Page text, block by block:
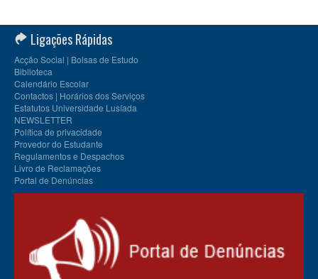
Ligações Rápidas
Acção Social | Bolsas de Estudo
Biblioteca
Calendário Escolar
Contactos | Horários dos Serviços
Estatutos Universidade Lusíada
NEWSLETTER
Política de privacidade
Provedor do Estudante
Regulamentos e Despachos
Livro de Reclamações
Portal de Denúncias